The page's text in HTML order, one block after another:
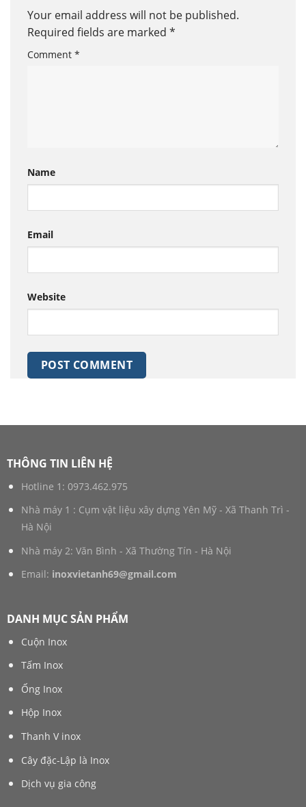
Your email address will not be published.
Required fields are marked *
Comment *
Name
Email
Website
THÔNG TIN LIÊN HỆ
Hotline 1: 0973.462.975
Nhà máy 1 : Cụm vật liệu xây dựng Yên Mỹ - Xã Thanh Trì -
Hà Nội
Nhà máy 2: Văn Bình - Xã Thường Tín - Hà Nội
Email: inoxvietanh69@gmail.com
DANH MỤC SẢN PHẨM
Cuộn Inox
Tấm Inox
Ống Inox
Hộp Inox
Thanh V inox
Cây đặc-Lập là Inox
Dịch vụ gia công